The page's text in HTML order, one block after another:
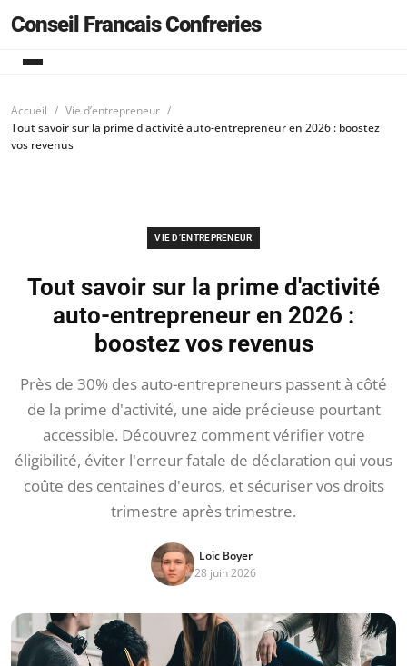
Conseil Francais Confreries
Accueil
Vie d’entrepreneur
Tout savoir sur la prime d'activité auto-entrepreneur en 2026 : boostez
vos revenus
VIE D’ENTREPRENEUR
Tout savoir sur la prime d'activité
auto-entrepreneur en 2026 :
boostez vos revenus
Près de 30% des auto-entrepreneurs passent à côté
de la prime d'activité, une aide précieuse pourtant
accessible. Découvrez comment vérifier votre
éligibilité, éviter l'erreur fatale de déclaration qui vous
coûte des centaines d'euros, et sécuriser vos droits
trimestre après trimestre.
Loïc Boyer
28 juin 2026